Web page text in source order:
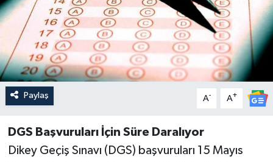
Paylaş A- A+
DGS Başvuruları İçin Süre Daralıyor
Dikey Geçiş Sınavı (DGS) başvuruları 15 Mayıs